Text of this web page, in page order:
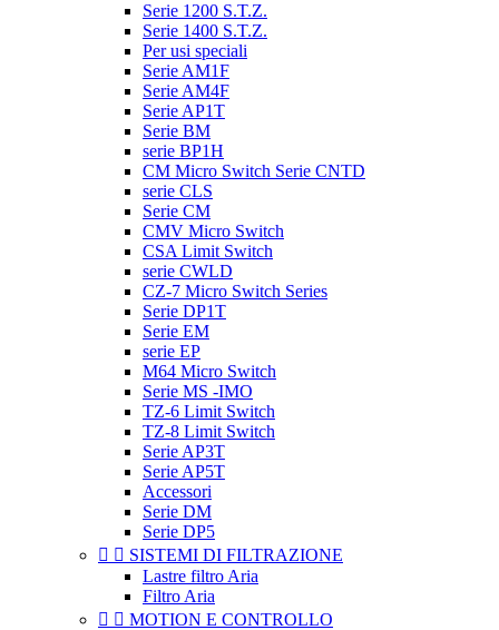
Serie 1200 S.T.Z.
Serie 1400 S.T.Z.
Per usi speciali
Serie AM1F
Serie AM4F
Serie AP1T
Serie BM
serie BP1H
CM Micro Switch Serie CNTD
serie CLS
Serie CM
CMV Micro Switch
CSA Limit Switch
serie CWLD
CZ-7 Micro Switch Series
Serie DP1T
Serie EM
serie EP
M64 Micro Switch
Serie MS -IMO
TZ-6 Limit Switch
TZ-8 Limit Switch
Serie AP3T
Serie AP5T
Accessori
Serie DM
Serie DP5
  SISTEMI DI FILTRAZIONE
Lastre filtro Aria
Filtro Aria
  MOTION E CONTROLLO